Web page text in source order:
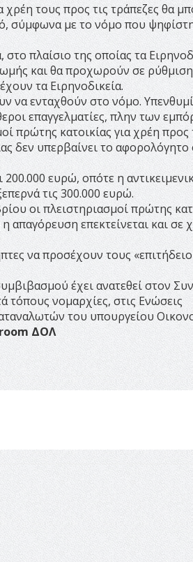
τους προς τις τράπεζες θα
σύμφωνα με το νόμο που
πλαίσιο της οποίας τα
και θα προχωρούν σε
τα Ειρηνοδικεία.
να ενταχθούν στο νόμο.
επαγγελματίες, πλην των
πρώτης κατοικίας για χρέη προς
δεν υπερβαίνει το αφορολόγητο
ευρώ, οπότε η
τις 300.000 ευρώ.
οι πλειστηριασμοί πρώτης
απαγόρευση επεκτείνεται και σε
να προσέχουν τους
έχει ανατεθεί στον
τόπους νομαρχίες, στις Ενώσεις
του υπουργείου
ΔΟΛ